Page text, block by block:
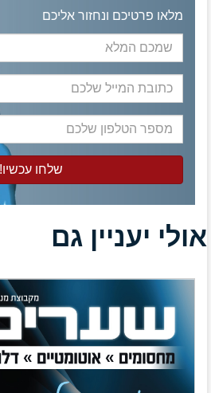
מלאו פרטיכם ונחזור אליכם
שמכם
המלא
כתובת
המייל
שלכם
מספר
הטלפון
שלכם
אולי יעניין גם